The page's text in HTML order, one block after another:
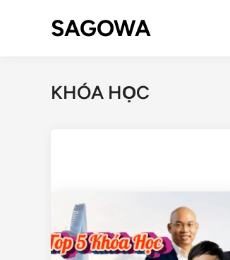
SAGOWA
KHÓA HỌC